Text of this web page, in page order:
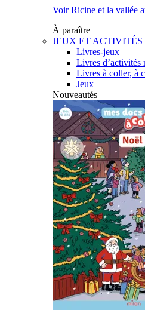
Voir Ricine et la vallée
À paraître
JEUX ET ACTIVITÉS
Livres-jeux
Livres d’activités
Livres à coller, à
Jeux
Nouveautés